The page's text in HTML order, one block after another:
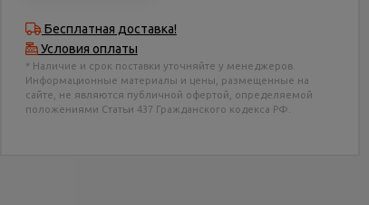
Бесплатная доставка!
Условия оплаты
* Наличие и срок поставки уточняйте у менеджеров.
Информационные материалы и цены, размещенные на
сайте, не являются публичной офертой, определяемой
положениями Статьи 437 Гражданского кодекса РФ.